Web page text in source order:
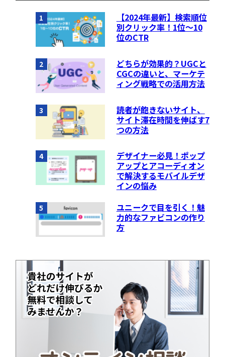
1
【2024年最新】検索順位
別クリック率！1位〜10
位のCTR
2
どちらが効果的？UGCと
CGCの違いと、マーケテ
ィング戦略での活用方法
3
読者が飽きないサイト、
サイト滞在時間を伸ばす7
つの方法
4
デザイナー必見！ポップ
アップとアコーディオン
で解決するモバイルデザ
インの悩み
5
ユニークで目を引く！魅
力的なファビコンの作り
方